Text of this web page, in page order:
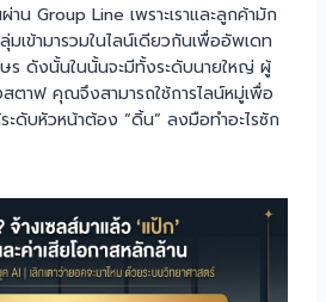
น Group Line เพราะเราและลูกค้ามัก
เข้ามารวมในไลน์เดียวกันเพื่ออัพเดท
ดังนั้นในนั้นจะมีทั้งระดับนายใหญ่ ผู้
ตาฟ คุณจึงสามารถใช้การไลน์หมู่เพื่อ
ระดับหัวหน้าต้อง “ดิ้น” ลงมือทำอะไรซัก